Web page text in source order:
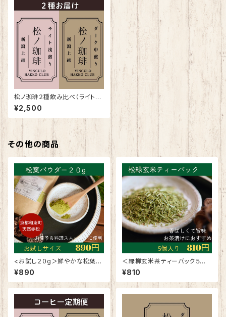
松ノ珈琲２種飲み比べ（ライト＆
ダーク） 心と体をととのえるブ
レンド
¥2,500
その他の商品
<お試し２０g＞鮮やかな松葉グ
リーンパウダー 料理やお菓子
に使いやすい
¥890
＜緑柳玄米茶ティーバック５個
入＞松に緑茶と玄米をプラスで
旨味＆香ばしい味
¥810